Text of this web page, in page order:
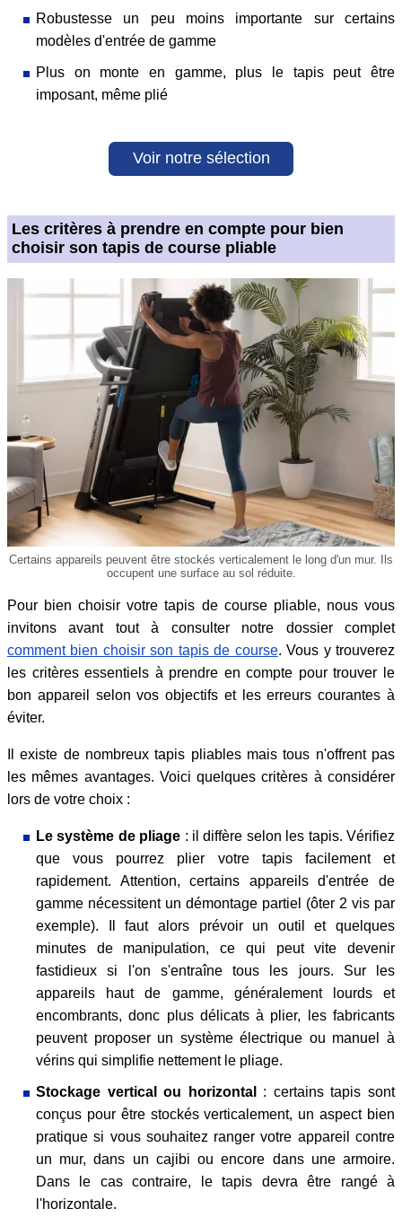
Robustesse un peu moins importante sur certains
modèles d'entrée de gamme
Plus on monte en gamme, plus le tapis peut être
imposant, même plié
Voir notre sélection
Les critères à prendre en compte pour bien
choisir son tapis de course pliable
Certains appareils peuvent être stockés verticalement le long d'un mur. Ils
occupent une surface au sol réduite.
Pour bien choisir votre tapis de course pliable, nous vous
invitons avant tout à consulter notre dossier complet
comment bien choisir son tapis de course. Vous y trouverez
les critères essentiels à prendre en compte pour trouver le
bon appareil selon vos objectifs et les erreurs courantes à
éviter.
Il existe de nombreux tapis pliables mais tous n'offrent pas
les mêmes avantages. Voici quelques critères à considérer
lors de votre choix :
Le système de pliage : il diffère selon les tapis. Vérifiez
que vous pourrez plier votre tapis facilement et
rapidement. Attention, certains appareils d'entrée de
gamme nécessitent un démontage partiel (ôter 2 vis par
exemple). Il faut alors prévoir un outil et quelques
minutes de manipulation, ce qui peut vite devenir
fastidieux si l'on s'entraîne tous les jours. Sur les
appareils haut de gamme, généralement lourds et
encombrants, donc plus délicats à plier, les fabricants
peuvent proposer un système électrique ou manuel à
vérins qui simplifie nettement le pliage.
Stockage vertical ou horizontal
: certains tapis sont
conçus pour être stockés verticalement, un aspect bien
pratique si vous souhaitez ranger votre appareil contre
un mur, dans un cajibi ou encore dans une armoire.
Dans le cas contraire, le tapis devra être rangé à
l'horizontale.